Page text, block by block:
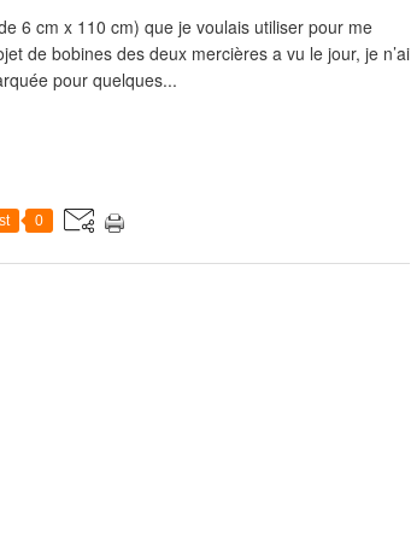
6 cm x 110 cm) que je voulais utiliser pour me
de bobines des deux mercières a vu le jour, je n’ai
pour quelques...
0